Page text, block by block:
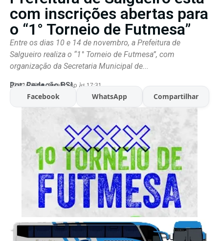
com inscrições abertas para
o “1° Torneio de Futmesa”
Entre os dias 10 e 14 de novembro, a Prefeitura de
Salgueiro realiza o “1° Torneio de Futmesa”, com
organização da Secretaria Municipal de...
Por:Redação BSL
07/02/2026 Atualizado às 17:31
Facebook WhatsApp Compartilhar